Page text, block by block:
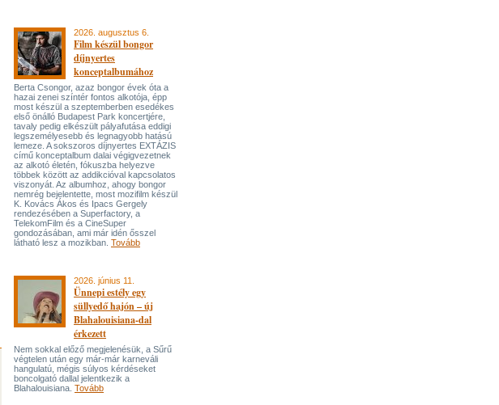
2026. augusztus 6.
Film készül bongor
díjnyertes
konceptalbumához
Berta Csongor, azaz bongor évek óta a
hazai zenei színtér fontos alkotója, épp
most készül a szeptemberben esedékes
első önálló Budapest Park koncertjére,
tavaly pedig elkészült pályafutása eddigi
legszemélyesebb és legnagyobb hatású
lemeze. A sokszoros díjnyertes EXTÁZIS
című konceptalbum dalai végigvezetnek
az alkotó életén, fókuszba helyezve
többek között az addikcióval kapcsolatos
viszonyát. Az albumhoz, ahogy bongor
nemrég bejelentette, most mozifilm készül
K. Kovács Ákos és Ipacs Gergely
rendezésében a Superfactory, a
TelekomFilm és a CineSuper
gondozásában, ami már idén ősszel
látható lesz a mozikban. Tovább
2026. június 11.
Ünnepi estély egy
süllyedő hajón – új
Blahalouisiana-dal
érkezett
Nem sokkal előző megjelenésük, a Sűrű
végtelen után egy már-már karneváli
hangulatú, mégis súlyos kérdéseket
boncolgató dallal jelentkezik a
Blahalouisiana. Tovább